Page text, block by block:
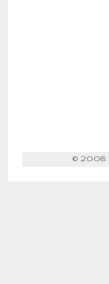
© 2008